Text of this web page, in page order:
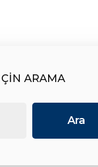
ARAMA